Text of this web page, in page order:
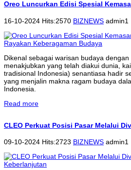
Oreo Luncurkan Edisi Spesial
16-10-2024 Hits:2570 BIZNEWS admin1
Dikenal sebagai warisan budaya dengan
menakjubkan yang telah diakui dunia,
tradisional Indonesia) senantiasa hadir
yang menjalin makna ragam budaya
Indonesia.
Read more
CLEO Perkuat Posisi Pasar Melalui
09-10-2024 Hits:2723 BIZNEWS admin1